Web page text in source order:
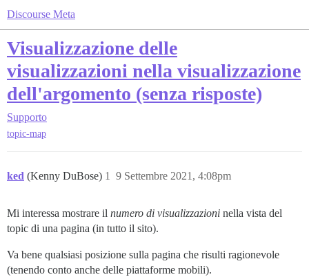
Discourse Meta
Visualizzazione delle
visualizzazioni nella visualizzazione
dell'argomento (senza risposte)
Supporto
topic-map
ked (Kenny DuBose) 9 Settembre 2021, 4:08pm
1
Mi interessa mostrare il numero di visualizzazioni nella vista del
topic di una pagina (in tutto il sito).
Va bene qualsiasi posizione sulla pagina che risulti ragionevole
(tenendo conto anche delle piattaforme mobili).